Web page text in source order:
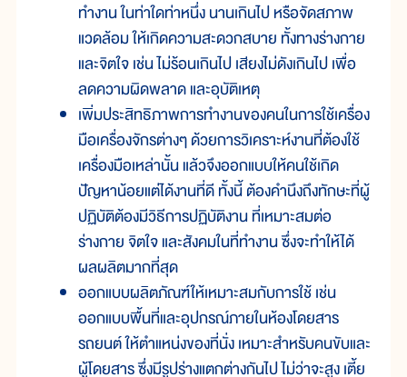
ทำงาน ในท่าใดท่าหนึ่ง นานเกินไป หรือจัดสภาพ
แวดล้อม ให้เกิดความสะดวกสบาย ทั้งทางร่างกาย
และจิตใจ เช่น ไม่ร้อนเกินไป เสียงไม่ดังเกินไป เพื่อ
ลดความผิดพลาด และอุบัติเหตุ
เพิ่มประสิทธิภาพการทำงานของคนในการใช้เครื่อง
มือเครื่องจักรต่างๆ ด้วยการวิเคราะห์งานที่ต้องใช้
เครื่องมือเหล่านั้น แล้วจึงออกแบบให้คนใช้เกิด
ปัญหาน้อยแต่ได้งานที่ดี ทั้งนี้ ต้องคำนึงถึงทักษะที่ผู้
ปฏิบัติต้องมีวิธีการปฏิบัติงาน ที่เหมาะสมต่อ
ร่างกาย จิตใจ และสังคมในที่ทำงาน ซึ่งจะทำให้ได้
ผลผลิตมากที่สุด
ออกแบบผลิตภัณฑ์ให้เหมาะสมกับการใช้ เช่น
ออกแบบพื้นที่และอุปกรณ์ภายในห้องโดยสาร
รถยนต์ ให้ตำแหน่งของที่นั่ง เหมาะสำหรับคนขับและ
ผู้โดยสาร ซึ่งมีรูปร่างแตกต่างกันไป ไม่ว่าจะสูง เตี้ย